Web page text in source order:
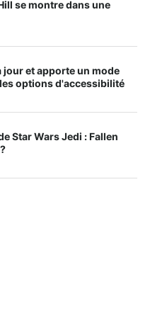
se montre dans une
jour et apporte un mode
options d'accessibilité
Star Wars Jedi : Fallen